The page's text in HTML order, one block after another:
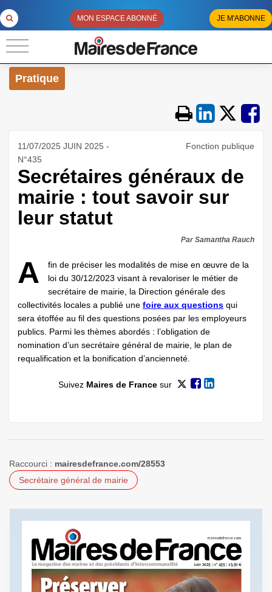
MON ESPACE ABONNÉ JE M'ABONNE
Pratique
11/07/2025 JUIN 2025 -
N°435
Fonction publique
Secrétaires généraux de
mairie : tout savoir sur
leur statut
Par Samantha Rauch
A
fin de préciser les modalités de mise en œuvre de la
loi du 30/12/2023 visant à revaloriser le métier de
secrétaire de mairie, la Direction générale des
collectivités locales a publié une foire aux questions qui
sera étoffée au fil des questions posées par les employeurs
publics. Parmi les thèmes abordés : l’obligation de
nomination d’un secrétaire général de mairie, le plan de
requalification et la bonification d’ancienneté.
Suivez Maires de Francesur
Raccourci : mairesdefrance.com/28553
Secrétaire général de mairie